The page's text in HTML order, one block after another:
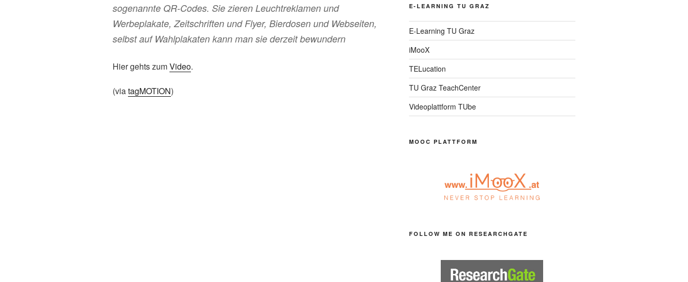
sogenannte QR-Codes. Sie zieren Leuchtreklamen und
Werbeplakate, Zeitschriften und Flyer, Bierdosen und Webseiten,
selbst auf Wahlplakaten kann man sie derzeit bewundern
Hier gehts zumVideo.
(viatagMOTION)
E-LEARNING TU GRAZ
E-Learning TU Graz
iMooX
TELucation
TU Graz TeachCenter
Videoplattform TUbe
MOOC PLATTFORM
FOLLOW ME ON RESEARCHGATE